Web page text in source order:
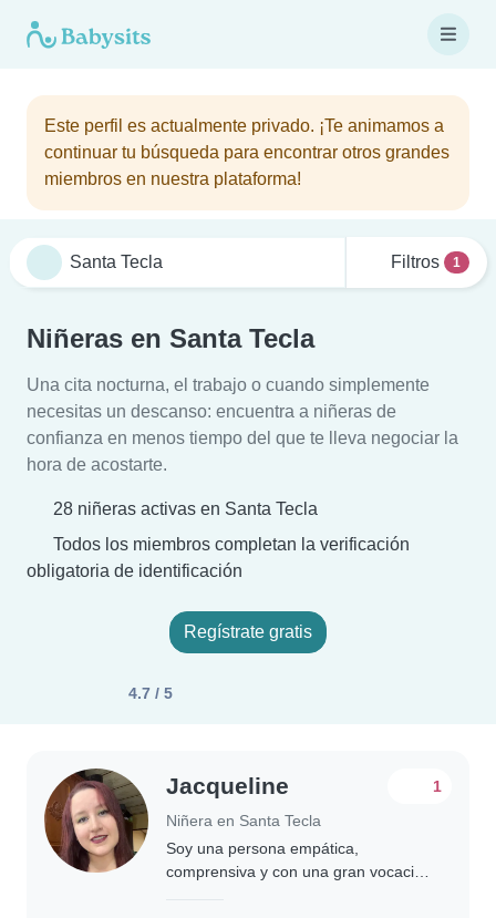
Este perfil es actualmente privado. ¡Te animamos a
continuar tu búsqueda para encontrar otros grandes
miembros en nuestra plataforma!
Filtros 1
Niñeras en Santa Tecla
Una cita nocturna, el trabajo o cuando simplemente
necesitas un descanso: encuentra a niñeras de
confianza en menos tiempo del que te lleva negociar la
hora de acostarte.
28 niñeras activas en Santa Tecla
Todos los miembros completan la verificación
obligatoria de identificación
Regístrate gratis
4.7 / 5
Jacqueline
Niñera en Santa Tecla
1
Soy una persona empática,
comprensiva y con una gran vocación